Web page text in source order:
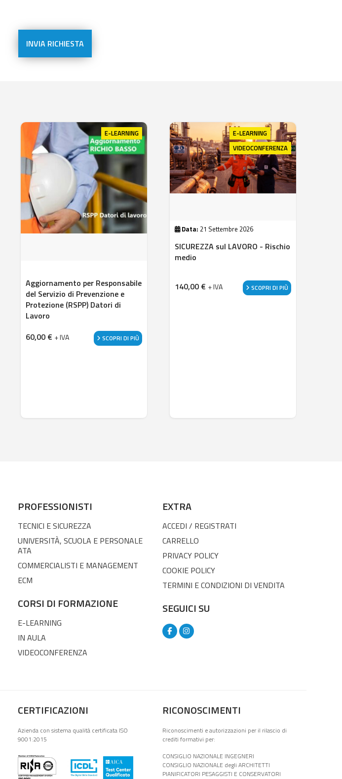
E-LEARNING
Aggiornamento per Responsabile
del Servizio di Prevenzione e
Protezione (RSPP) Datori di
Lavoro
60,00 € + IVA SCOPRI DI PIÙ
E-LEARNING
VIDEOCONFERENZA
Data: 21 Settembre 2026
SICUREZZA sul LAVORO - Rischio
medio
140,00 € + IVA SCOPRI DI PIÙ
PROFESSIONISTI
TECNICI E SICUREZZA
UNIVERSITÀ, SCUOLA E PERSONALE
ATA
COMMERCIALISTI E MANAGEMENT
ECM
CORSI DI FORMAZIONE
E-LEARNING
IN AULA
VIDEOCONFERENZA
EXTRA
ACCEDI / REGISTRATI
CARRELLO
PRIVACY POLICY
COOKIE POLICY
TERMINI E CONDIZIONI DI VENDITA
SEGUICI SU
CERTIFICAZIONI
Azienda con sistema qualità certificata ISO
9001:2015
RICONOSCIMENTI
Riconoscimenti e autorizzazioni per il rilascio di
crediti formativi per:
CONSIGLIO NAZIONALE INGEGNERI
CONSIGLIO NAZIONALE degli ARCHITETTI
PIANIFICATORI PESAGGISTI E CONSERVATORI